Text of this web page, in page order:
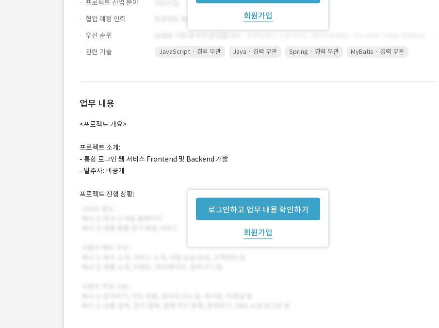
회원가입
프로젝트 산업 분야
협업 예정 인력
우선 순위
관련 기술
JavaScript · 경력 무관 Java · 경력 무관 Spring · 경력 무관 MyBatis · 경력 무관
업무 내용
로그인하고 업무 내용 확인하기
회원가입
<프로젝트 개요>
프로젝트 소개:
- 통합 로그인 웹 서비스 Frontend 및 Backend 개발
- 발주사: 비공개
프로젝트 진행 상황: